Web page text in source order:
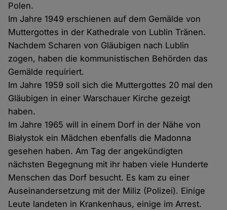
Polen.
Im Jahre 1949 erschienen auf dem Gemälde von
Muttergottes in der Kathedrale von Lublin Tränen.
Nachdem Scharen von Gläubigen nach Lublin
zogen, haben die kommunistischen Behörden das
Gemälde requiriert.
Im Jahre 1959 soll sich die Muttergottes 20 mal den
Gläubigen in einer Warschauer Kirche gezeigt
haben.
Im Jahre 1965 will in einem Dorf in der Nähe von
Białystok ein Mädchen ebenfalls die Madonna
gesehen haben. Am Tag der angekündigten
nächsten Begegnung mit ihr haben viele Hunderte
Menschen das Dorf besucht. Es kam zu einer
Auseinandersetzung mit der Miliz (Polizei). Einige
Leute landeten in Krankenhaus, einige im Arrest.